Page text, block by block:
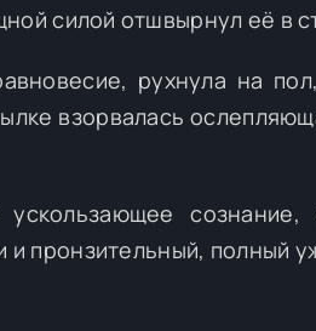
силой отшвырнул её в
рухнула на
взорвалась
пронзительный, полный